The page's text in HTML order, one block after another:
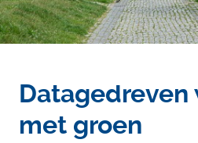
Datagedreven
met groen